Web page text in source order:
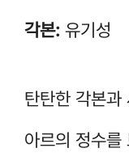
각본: 유기성
탄탄한 각본과
아르의 정수를